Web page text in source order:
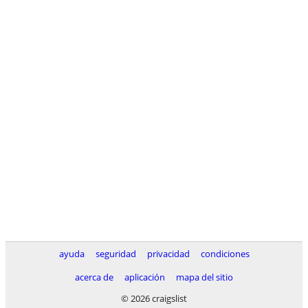
ayuda seguridad privacidad
condiciones
acerca de
aplicación
mapa del sitio
© 2026 craigslist